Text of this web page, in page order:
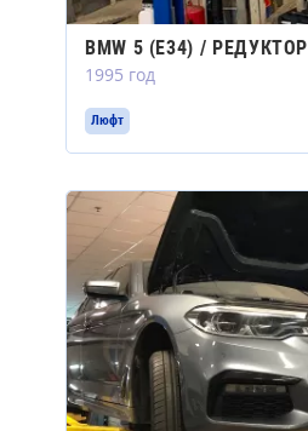
BMW 5 (E34) / РЕДУКТОР
1995 год
Люфт